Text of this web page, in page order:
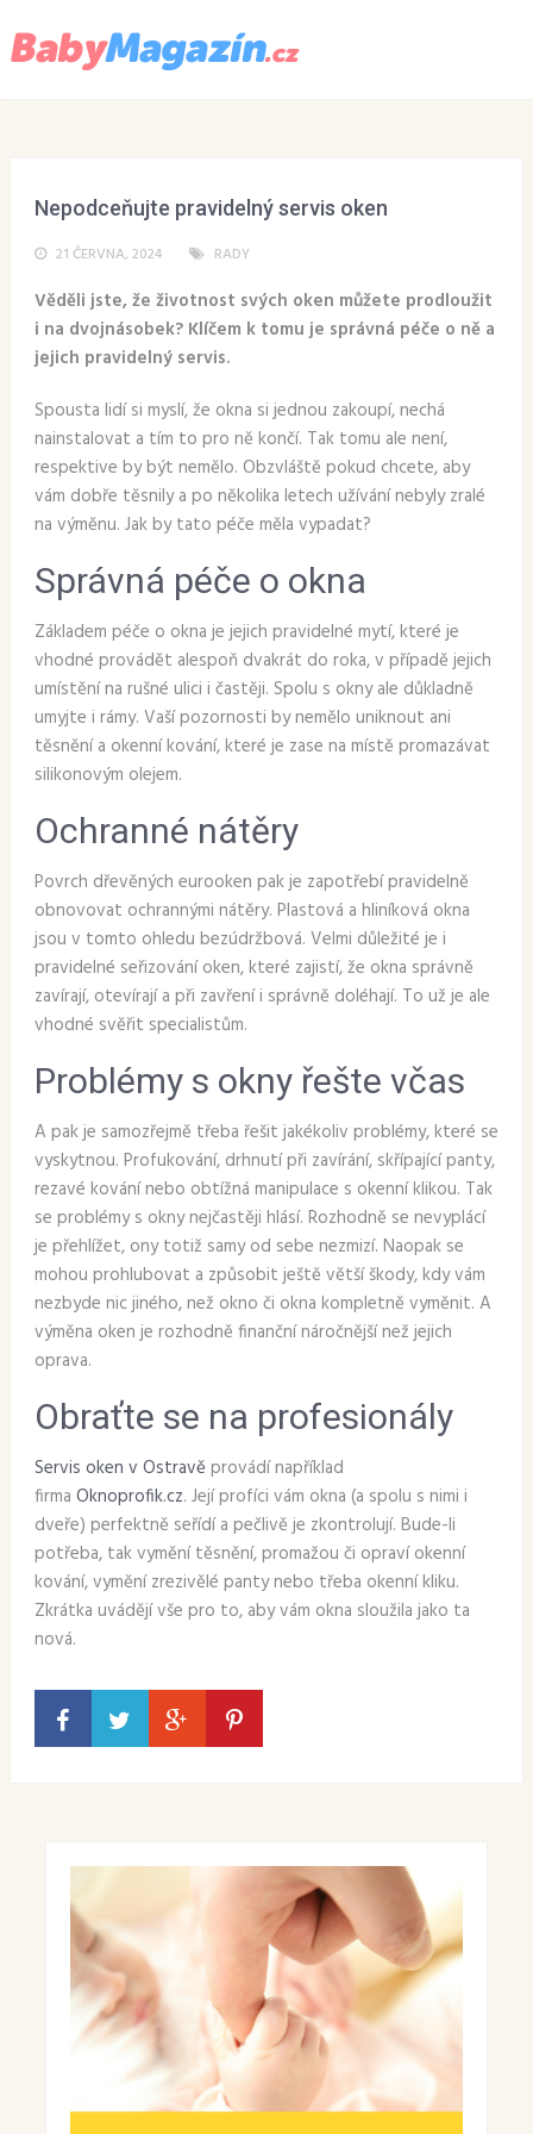
Nepodceňujte pravidelný servis oken
21 ČERVNA, 2024 RADY
Věděli jste, že životnost svých oken můžete prodloužit
i na dvojnásobek? Klíčem k tomu je správná péče o ně a
jejich pravidelný servis.
Spousta lidí si myslí, že okna si jednou zakoupí, nechá
nainstalovat a tím to pro ně končí. Tak tomu ale není,
respektive by být nemělo. Obzvláště pokud chcete, aby
vám dobře těsnily a po několika letech užívání nebyly zralé
na výměnu. Jak by tato péče měla vypadat?
Správná péče o okna
Základem péče o okna je jejich pravidelné mytí, které je
vhodné provádět alespoň dvakrát do roka, v případě jejich
umístění na rušné ulici i častěji. Spolu s okny ale důkladně
umyjte i rámy. Vaší pozornosti by nemělo uniknout ani
těsnění a okenní kování, které je zase na místě promazávat
silikonovým olejem.
Ochranné nátěry
Povrch dřevěných eurooken pak je zapotřebí pravidelně
obnovovat ochrannými nátěry. Plastová a hliníková okna
jsou v tomto ohledu bezúdržbová. Velmi důležité je i
pravidelné seřizování oken, které zajistí, že okna správně
zavírají, otevírají a při zavření i správně doléhají. To už je ale
vhodné svěřit specialistům.
Problémy s okny řešte včas
A pak je samozřejmě třeba řešit jakékoliv problémy, které se
vyskytnou. Profukování, drhnutí při zavírání, skřípající panty,
rezavé kování nebo obtížná manipulace s okenní klikou. Tak
se problémy s okny nejčastěji hlásí. Rozhodně se nevyplácí
je přehlížet, ony totiž samy od sebe nezmizí. Naopak se
mohou prohlubovat a způsobit ještě větší škody, kdy vám
nezbyde nic jiného, než okno či okna kompletně vyměnit. A
výměna oken je rozhodně finanční náročnější než jejich
oprava.
Obraťte se na profesionály
Servis oken v Ostravě provádí například
firma Oknoprofik.cz. Její profíci vám okna (a spolu s nimi i
dveře) perfektně seřídí a pečlivě je zkontrolují. Bude-li
potřeba, tak vymění těsnění, promažou či opraví okenní
kování, vymění zrezivělé panty nebo třeba okenní kliku.
Zkrátka uvádějí vše pro to, aby vám okna sloužila jako ta
nová.